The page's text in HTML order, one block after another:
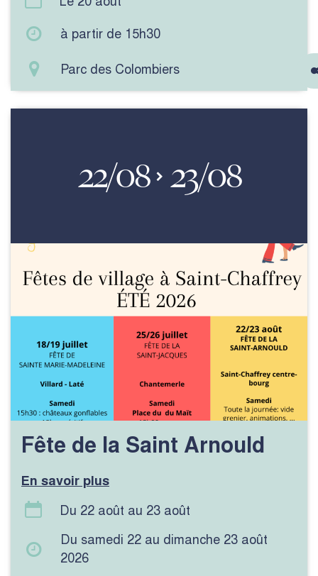
à partir de 15h30
Parc des Colombiers
22/08 23/08
Fête de la Saint Arnould
En savoir plus
Du 22 août au 23 août
Du samedi 22 au dimanche 23 août
2026